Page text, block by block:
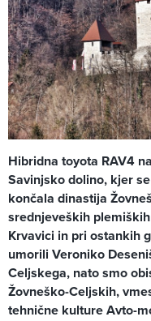
Hibridna toyota RAV4
Savinjsko dolino, kjer
končala dinastija
srednjeveških
Krvavici in pri ostankih
umorili Veroniko
Celjskega, nato smo
Žovneško-Celjskih,
tehnične kulture Avto-